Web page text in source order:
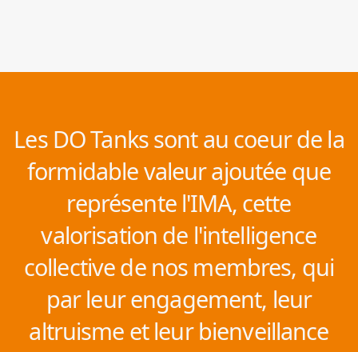
Les DO Tanks sont au coeur de la
formidable valeur ajoutée que
représente l'IMA, cette
valorisation de l'intelligence
collective de nos membres, qui
par leur engagement, leur
altruisme et leur bienveillance